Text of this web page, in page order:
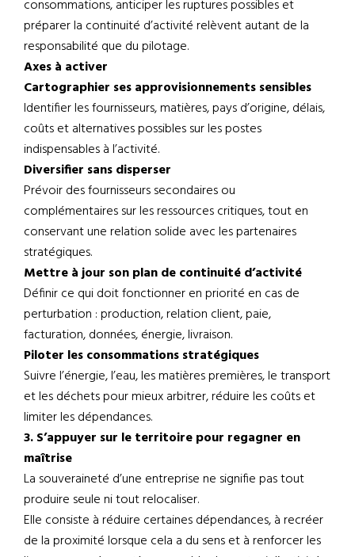
consommations, anticiper les ruptures possibles et
préparer la continuité d’activité relèvent autant de la
responsabilité que du pilotage.
Axes à activer
Cartographier ses approvisionnements sensibles
Identifier les fournisseurs, matières, pays d’origine, délais,
coûts et alternatives possibles sur les postes
indispensables à l’activité.
Diversifier sans disperser
Prévoir des fournisseurs secondaires ou
complémentaires sur les ressources critiques, tout en
conservant une relation solide avec les partenaires
stratégiques.
Mettre à jour son plan de continuité d’activité
Définir ce qui doit fonctionner en priorité en cas de
perturbation : production, relation client, paie,
facturation, données, énergie, livraison.
Piloter les consommations stratégiques
Suivre l’énergie, l’eau, les matières premières, le transport
et les déchets pour mieux arbitrer, réduire les coûts et
limiter les dépendances.
3. S’appuyer sur le territoire pour regagner en
maîtrise
La souveraineté d’une entreprise ne signifie pas tout
produire seule ni tout relocaliser.
Elle consiste à réduire certaines dépendances, à recréer
de la proximité lorsque cela a du sens et à renforcer les